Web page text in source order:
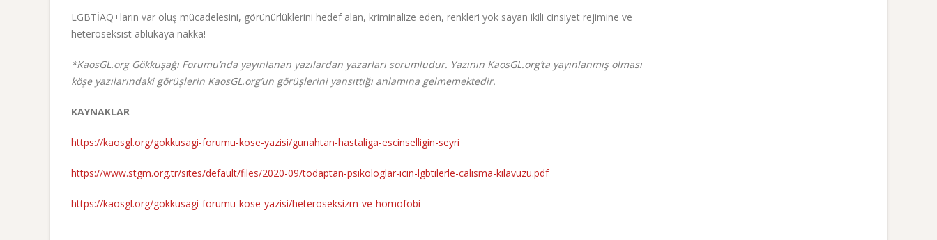
LGBTİAQ+ların var oluş mücadelesini, görünürlüklerini hedef alan, kriminalize eden, renkleri yok sayan ikili cinsiyet rejimine ve
heteroseksist ablukaya nakka!
*KaosGL.org Gökkuşağı Forumu’nda yayınlanan yazılardan yazarları sorumludur. Yazının KaosGL.org’ta yayınlanmış olması
köşe yazılarındaki görüşlerin KaosGL.org’un görüşlerini yansıttığı anlamına gelmemektedir.
KAYNAKLAR
https://kaosgl.org/gokkusagi-forumu-kose-yazisi/gunahtan-hastaliga-escinselligin-seyri
https://www.stgm.org.tr/sites/default/files/2020-09/todaptan-psikologlar-icin-lgbtilerle-calisma-kilavuzu.pdf
https://kaosgl.org/gokkusagi-forumu-kose-yazisi/heteroseksizm-ve-homofobi